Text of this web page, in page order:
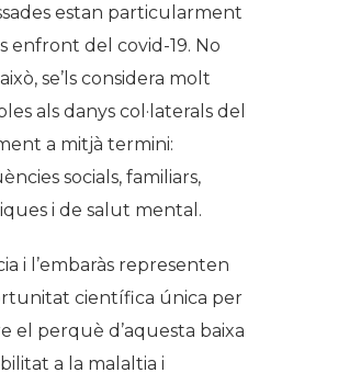
estan particularment
enfront del covid-19. No
se’ls considera molt
als danys col·laterals del
a mitjà termini:
socials, familiars,
i de salut mental.
i l’embaràs representen
científica única per
el perquè d’aquesta baixa
a la malaltia i